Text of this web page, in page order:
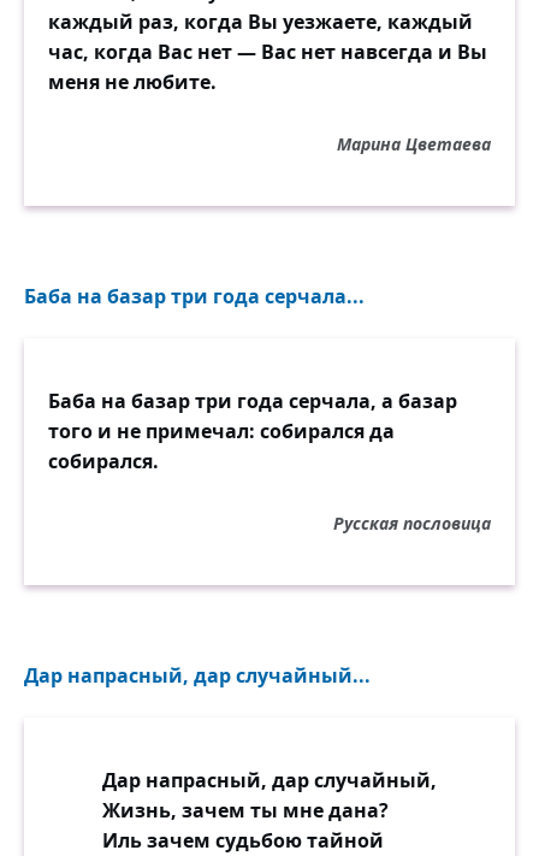
каждый раз, когда Вы уезжаете, каждый
час, когда Вас нет — Вас нет навсегда и Вы
меня не любите.
Марина Цветаева
Баба на базар три года серчала...
Баба на базар три года серчала, а базар
того и не примечал: собирался да
собирался.
Русская пословица
Дар напрасный, дар случайный...
Дар напрасный, дар случайный,
Жизнь, зачем ты мне дана?
Иль зачем судьбою тайной